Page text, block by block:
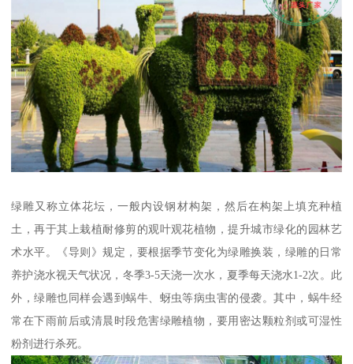
绿雕又称立体花坛，一般内设钢材构架，然后在构架上填充种植
土，再于其上栽植耐修剪的观叶观花植物，提升城市绿化的园林艺
术水平。《导则》规定，要根据季节变化为绿雕换装，绿雕的日常
养护浇水视天气状况，冬季3-5天浇一次水，夏季每天浇水1-2次。此
外，绿雕也同样会遇到蜗牛、蚜虫等病虫害的侵袭。其中，蜗牛经
常在下雨前后或清晨时段危害绿雕植物，要用密达颗粒剂或可湿性
粉剂进行杀死。